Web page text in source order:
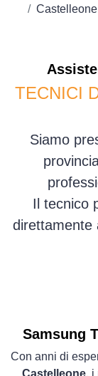
Castelleone
TECNICI
Siamo
Il tecnico
direttamente
Samsung
Con anni di